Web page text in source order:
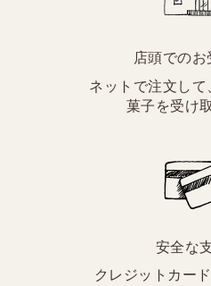
店頭でのお
ネットで注文し
菓子を受け
安全な
クレジットカー